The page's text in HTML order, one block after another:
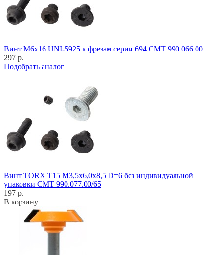
Винт M6x16 UNI-5925 к фрезам серии 694 CMT 990.066.00
297 р.
Подобрать аналог
Винт TORX T15 M3,5x6,0x8,5 D=6 без индивидуальной
упаковки CMT 990.077.00/65
197 р.
В корзину